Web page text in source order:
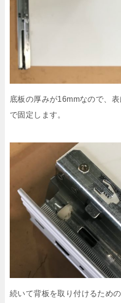
底板の厚みが16mmなので、
で固定します。
続いて背板を取り付けるため